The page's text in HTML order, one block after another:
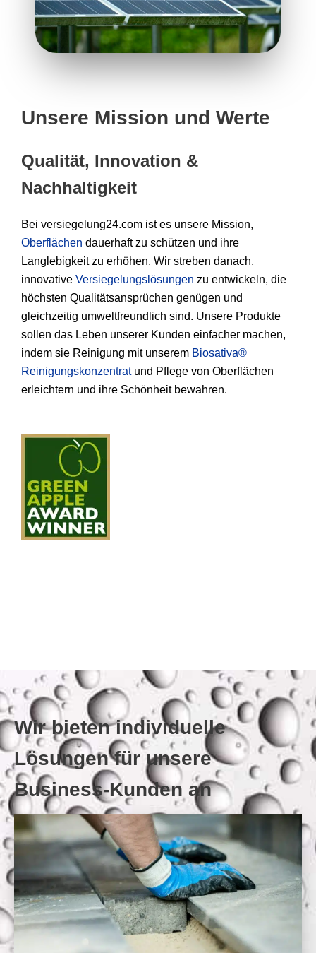
Unsere Mission und Werte
Qualität, Innovation &
Nachhaltigkeit
Bei versiegelung24.com ist es unsere Mission,
Oberflächen dauerhaft zu schützen und ihre
Langlebigkeit zu erhöhen. Wir streben danach,
innovative Versiegelungslösungen zu entwickeln, die
höchsten Qualitätsansprüchen genügen und
gleichzeitig umweltfreundlich sind. Unsere Produkte
sollen das Leben unserer Kunden einfacher machen,
indem sie Reinigung mit unserem Biosativa®
Reinigungskonzentratund Pflege von Oberflächen
erleichtern und ihre Schönheit bewahren.
Wir bieten individuelle
Lösungen für unsere
Business-Kunden an